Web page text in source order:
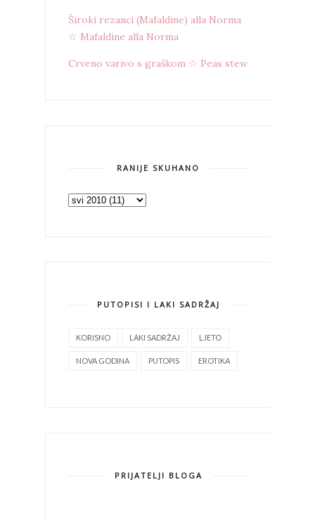
Široki rezanci (Mafaldine) alla Norma
☆ Mafaldine alla Norma
Crveno varivo s graškom ☆ Peas stew
RANIJE SKUHANO
PUTOPISI I LAKI SADRŽAJ
KORISNO LAKI SADRŽAJ LJETO
NOVA GODINA PUTOPIS EROTIKA
PRIJATELJI BLOGA